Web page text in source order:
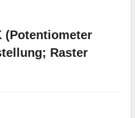
(Potentiometer
Raster